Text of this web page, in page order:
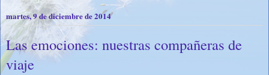
martes, 9 de diciembre de 2014
Las emociones: nuestras compañeras de
viaje